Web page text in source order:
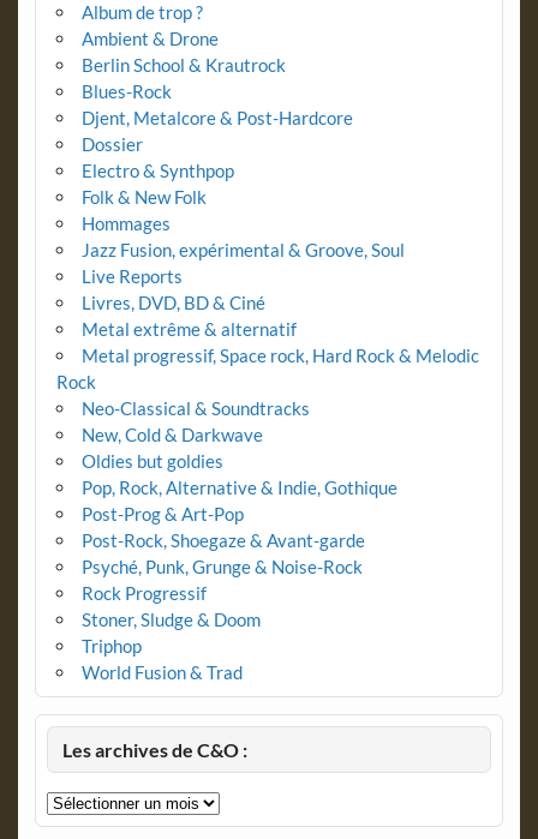
Album de trop ?
Ambient & Drone
Berlin School & Krautrock
Blues-Rock
Djent, Metalcore & Post-Hardcore
Dossier
Electro & Synthpop
Folk & New Folk
Hommages
Jazz Fusion, expérimental & Groove, Soul
Live Reports
Livres, DVD, BD & Ciné
Metal extrême & alternatif
Metal progressif, Space rock, Hard Rock & Melodic
Rock
Neo-Classical & Soundtracks
New, Cold & Darkwave
Oldies but goldies
Pop, Rock, Alternative & Indie, Gothique
Post-Prog & Art-Pop
Post-Rock, Shoegaze & Avant-garde
Psyché, Punk, Grunge & Noise-Rock
Rock Progressif
Stoner, Sludge & Doom
Triphop
World Fusion & Trad
Les archives de C&O :
Les
archives